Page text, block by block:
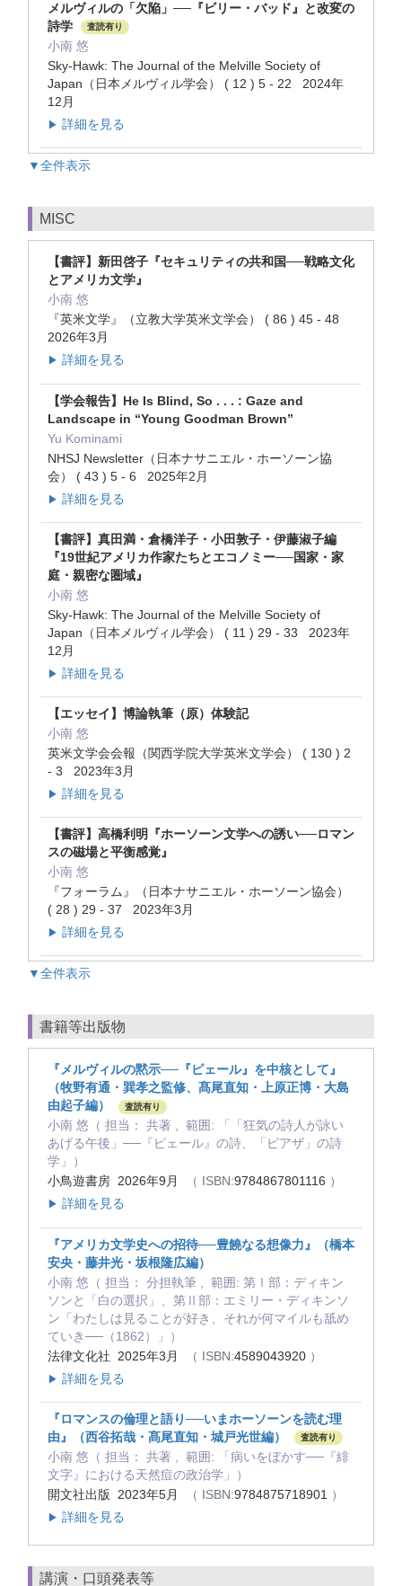
メルヴィルの「欠陥」──『ビリー・バッド』と改変の
詩学
査読有り
小南 悠
Sky-Hawk: The Journal of the Melville Society of
Japan（日本メルヴィル学会） ( 12 ) 5 - 22 2024年
12月
▶ 詳細を見る
▼全件表示
MISC
【書評】新田啓子『セキュリティの共和国──戦略文化
とアメリカ文学』
小南 悠
『英米文学』（立教大学英米文学会） ( 86 ) 45 - 48
2026年3月
▶ 詳細を見る
【学会報告】He Is Blind, So . . . : Gaze and
Landscape in “Young Goodman Brown”
Yu Kominami
NHSJ Newsletter（日本ナサニエル・ホーソーン協
会） ( 43 ) 5 - 6 2025年2月
▶ 詳細を見る
【書評】真田満・倉橋洋子・小田敦子・伊藤淑子編
『19世紀アメリカ作家たちとエコノミー──国家・家
庭・親密な圏域』
小南 悠
Sky-Hawk: The Journal of the Melville Society of
Japan（日本メルヴィル学会） ( 11 ) 29 - 33 2023年
12月
▶ 詳細を見る
【エッセイ】博論執筆（原）体験記
小南 悠
英米文学会会報（関西学院大学英米文学会） ( 130 ) 2
- 3 2023年3月
▶ 詳細を見る
【書評】高橋利明『ホーソーン文学への誘い──ロマン
スの磁場と平衡感覚』
小南 悠
『フォーラム』（日本ナサニエル・ホーソーン協会）
( 28 ) 29 - 37 2023年3月
▶ 詳細を見る
▼全件表示
書籍等出版物
『メルヴィルの黙示──『ピェール』を中核として』
（牧野有通・巽孝之監修、髙尾直知・上原正博・大島
由起子編）
査読有り
小南 悠（ 担当： 共著 , 範囲: 「「狂気の詩人が詠い
あげる午後」──『ピェール』の詩、「ピアザ」の詩
学」）
小鳥遊書房 2026年9月
（ ISBN:9784867801116 ）
▶ 詳細を見る
『アメリカ文学史への招待──豊饒なる想像力』（橋本
安央・藤井光・坂根隆広編）
小南 悠（ 担当： 分担執筆 , 範囲: 第Ⅰ部：ディキン
ソンと「白の選択」、第Ⅱ部：エミリー・ディキンソ
ン「わたしは見ることが好き、それが何マイルも舐め
ていき──（1862）」）
法律文化社 2025年3月
（ ISBN:4589043920 ）
▶ 詳細を見る
『ロマンスの倫理と語り──いまホーソーンを読む理
由』（西谷拓哉・髙尾直知・城戸光世編）
査読有り
小南 悠（ 担当： 共著 , 範囲: 「病いをぼかす──『緋
文字』における天然痘の政治学」）
開文社出版 2023年5月
（ ISBN:9784875718901 ）
▶ 詳細を見る
講演・口頭発表等